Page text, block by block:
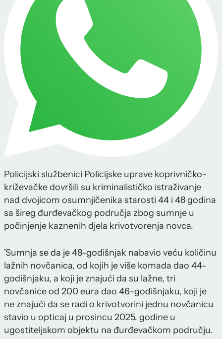
Policijski službenici Policijske uprave koprivničko-
križevačke dovršili su kriminalističko istraživanje
nad dvojicom osumnjičenika starosti 44 i 48 godina
sa šireg đurđevačkog područja zbog sumnje u
počinjenje kaznenih djela krivotvorenja novca.
'Sumnja se da je 48-godišnjak nabavio veću količinu
lažnih novčanica, od kojih je više komada dao 44-
godišnjaku, a koji je znajući da su lažne, tri
novčanice od 200 eura dao 46-godišnjaku, koji je
ne znajući da se radi o krivotvorini jednu novčanicu
stavio u opticaj u prosincu 2025. godine u
ugostiteljskom objektu na đurđevačkom području.